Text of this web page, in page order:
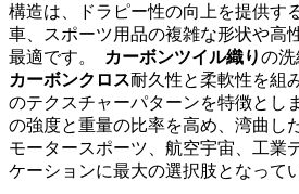
構造は、ドラピー性の向上を提供す
車、スポーツ用品の複雑な形状や高
最適です。
カーボンツイル織りの
カーボンクロス耐久性と柔軟性を組
のテクスチャーパターンを特徴とし
の強度と重量の比率を高め、湾曲し
モータースポーツ、航空宇宙、工業
ケーションに最大の選択肢となって